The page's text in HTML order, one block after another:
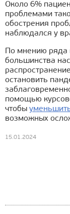
Около 6%
проблемами
обострения
наблюдался у
По мнению ряда
большинства
остановить
помощью
чтобы
возможных
15.01.2024